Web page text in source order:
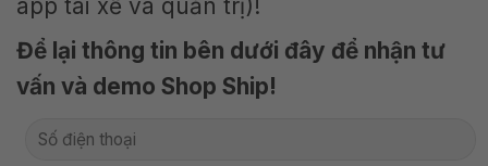
app tài xế và quản trị)!
Để lại thông tin bên dưới đây để nhận tư
vấn và demo Shop Ship!